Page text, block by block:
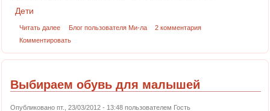
Дети
Читать далее Блог пользователя Ми-ла
2 комментария
Комментировать
Выбираем обувь для малышей
Опубликовано пт., 23/03/2012 - 13:48 пользователем Гость